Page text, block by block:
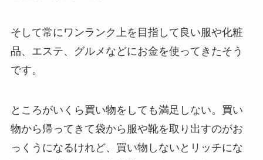
そして常にワンランク上を目指して良い服や化粧
品、エステ、グルメなどにお金を使ってきたそう
です。
ところがいくら買い物をしても満足しない。買い
物から帰ってきて袋から服や靴を取り出すのがお
っくうになるけれど、買い物しないとリッチにな